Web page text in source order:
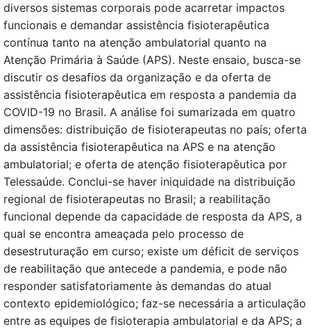
diversos sistemas corporais pode acarretar impactos
funcionais e demandar assistência fisioterapêutica
contínua tanto na atenção ambulatorial quanto na
Atenção Primária à Saúde (APS). Neste ensaio, busca-se
discutir os desafios da organização e da oferta de
assistência fisioterapêutica em resposta a pandemia da
COVID-19 no Brasil. A análise foi sumarizada em quatro
dimensões: distribuição de fisioterapeutas no país; oferta
da assistência fisioterapêutica na APS e na atenção
ambulatorial; e oferta de atenção fisioterapêutica por
Telessaúde. Conclui-se haver iniquidade na distribuição
regional de fisioterapeutas no Brasil; a reabilitação
funcional depende da capacidade de resposta da APS, a
qual se encontra ameaçada pelo processo de
desestruturação em curso; existe um déficit de serviços
de reabilitação que antecede a pandemia, e pode não
responder satisfatoriamente às demandas do atual
contexto epidemiológico; faz-se necessária a articulação
entre as equipes de fisioterapia ambulatorial e da APS; a